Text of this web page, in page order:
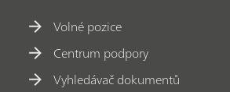
Volné pozice
Centrum podpory
Vyhledávač dokumentů